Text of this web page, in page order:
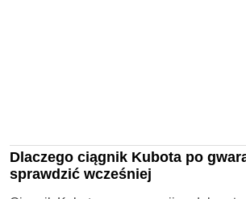
Dlaczego ciągnik Kubota po
sprawdzić wcześniej